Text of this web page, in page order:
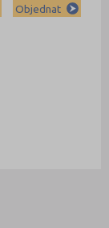
Objednat